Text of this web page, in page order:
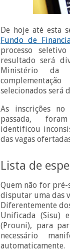
De hoje até esta
Fundo de
processo
resultado será
Ministério da
selecionados será
As inscrições no
passada,
identificou
das vagas
Lista de
Quem não for pré-
disputar uma das
Diferentemente
Unificada (Sisu)
(Prouni), para
necessário
automaticamente.